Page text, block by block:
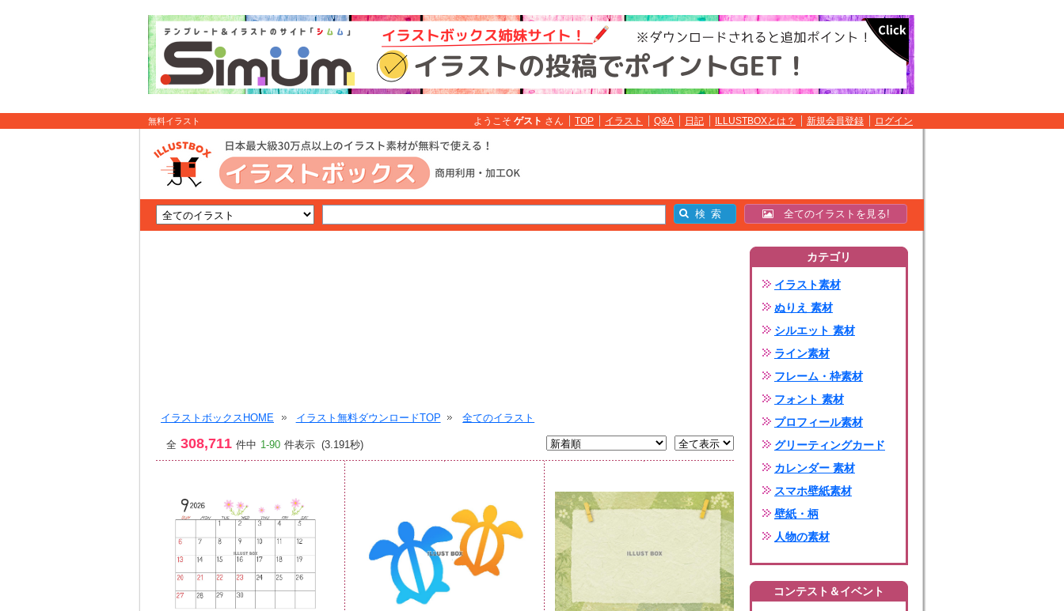
無料イラスト ようこそ ゲスト さん TOP イラスト Q&A 日記 ILLUSTBOXとは？ 新規会員登録 ログイン
全てのイラストを見る!
イラストボックスHOME イラスト無料ダウンロードTOP 全てのイラスト
全 308,711 件中 1-90 件表示 (3.191秒)
カテゴリ
イラスト素材
ぬりえ 素材
シルエット 素材
ライン素材
フレーム・枠素材
フォント 素材
プロフィール素材
グリーティングカード
カレンダー 素材
スマホ壁紙素材
壁紙・柄
人物の素材
コンテスト＆イベント